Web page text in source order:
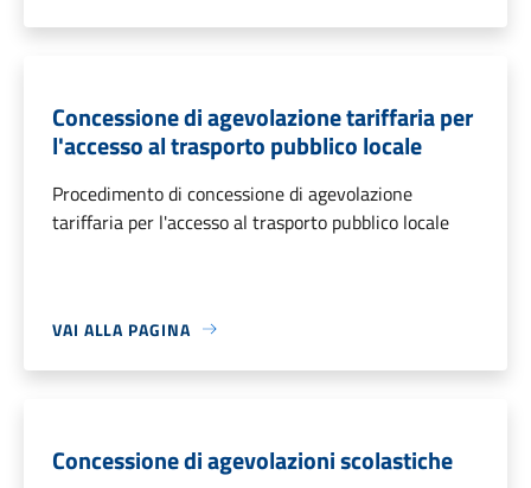
Concessione di agevolazione tariffaria per
l'accesso al trasporto pubblico locale
Procedimento di concessione di agevolazione
tariffaria per l'accesso al trasporto pubblico locale
VAI ALLA PAGINA
Concessione di agevolazioni scolastiche